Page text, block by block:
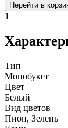
Перейти в
1
Тип
Монобукет
Цвет
Белый
Вид цветов
Пион, Зелень